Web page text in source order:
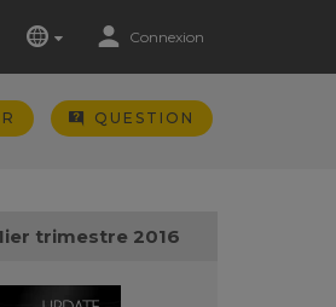
Connexion
QUESTION
trimestre 2016